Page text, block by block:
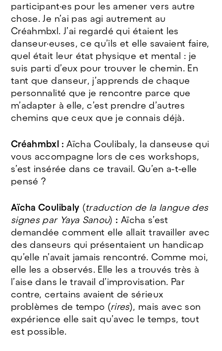
participant·es pour les amener vers autre
chose. Je n’ai pas agi autrement au
Créahmbxl. J’ai regardé qui étaient les
danseur·euses, ce qu’ils et elle savaient faire,
quel était leur état physique et mental : je
suis parti d’eux pour trouver le chemin. En
tant que danseur, j’apprends de chaque
personnalité que je rencontre parce que
m’adapter à elle, c’est prendre d’autres
chemins que ceux que je connais déjà.
Créahmbxl : Aïcha Coulibaly, la danseuse qui
vous accompagne lors de ces workshops,
s’est insérée dans ce travail. Qu’en a-t-elle
pensé ?
Aïcha Coulibaly (traduction de la langue des
signes par Yaya Sanou) : Aïcha s’est
demandée comment elle allait travailler avec
des danseurs qui présentaient un handicap
qu’elle n’avait jamais rencontré. Comme moi,
elle les a observés. Elle les a trouvés très à
l’aise dans le travail d’improvisation. Par
contre, certains avaient de sérieux
problèmes de tempo (rires), mais avec son
expérience elle sait qu’avec le temps, tout
est possible.